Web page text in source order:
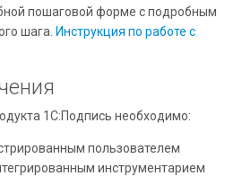
пошаговой форме с подробным
шага. Инструкция по работе с
1С:Подпись необходимо:
пользователем
инструментарием